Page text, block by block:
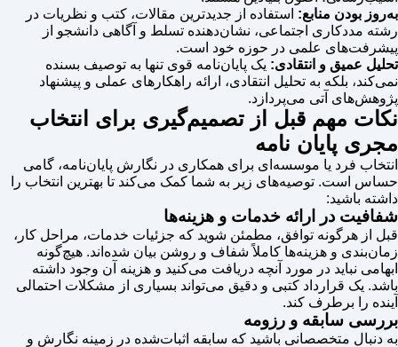
به‌روز بودن منابع: استفاده از جدیدترین مقالات، کتب و نظریات در
رشته مددکاری اجتماعی، نشان‌دهنده تسلط و آگاهی دانشجو از
پیشرفت‌های علمی در حوزه خود است.
تحلیل عمیق و انتقادی: یک پایان‌نامه قوی تنها به توصیف بسنده
نمی‌کند، بلکه به تحلیل انتقادی، ارائه راهکارهای عملی و پیشنهاد
پژوهش‌های آتی می‌پردازد.
نکات مهم قبل از تصمیم‌گیری برای انتخاب
مجری پایان نامه
انتخاب فرد یا موسسه‌ای برای همکاری در نگارش پایان‌نامه، گامی
حساس است. توصیه‌های زیر به شما کمک می‌کند تا بهترین انتخاب را
داشته باشید:
شفافیت در ارائه خدمات و هزینه‌ها
قبل از هرگونه توافق، مطمئن شوید که جزئیات خدمات، مراحل کار،
زمان‌بندی و هزینه‌ها کاملاً شفاف و روشن بیان شده‌اند. هیچ‌گونه
ابهامی نباید در مورد آنچه دریافت می‌کنید و هزینه آن وجود داشته
باشد. یک قرارداد کتبی و دقیق می‌تواند بسیاری از مشکلات احتمالی
آینده را برطرف کند.
بررسی سابقه و رزومه
به دنبال متخصصانی باشید که سابقه اثبات‌شده در زمینه نگارش و